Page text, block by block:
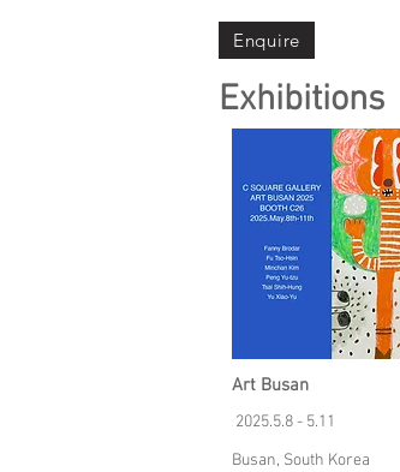
Enquire
Exhibitions
Art Busan
2025.5.8 - 5.11
Busan, South Korea